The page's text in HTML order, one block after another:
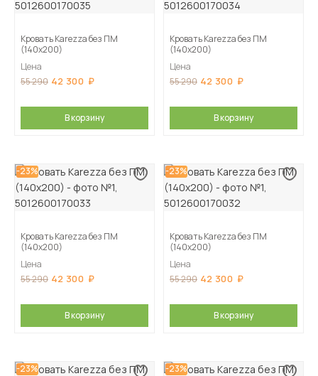
Кровать Karezza без ПМ
(140х200)
Цена
55 290 42 300
В корзину
Кровать Karezza без ПМ
(140х200)
Цена
55 290 42 300
В корзину
-23%
Кровать Karezza без ПМ
(140х200)
Цена
55 290 42 300
В корзину
-23%
Кровать Karezza без ПМ
(140х200)
Цена
55 290 42 300
В корзину
-23% -23%